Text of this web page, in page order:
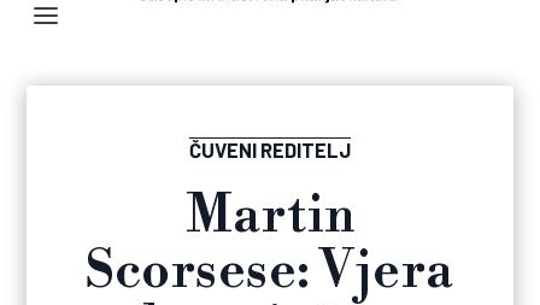
ČUVENI REDITELJ
Martin
Scorsese: Vjera